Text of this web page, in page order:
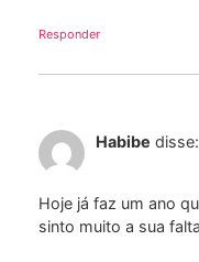
Responder
Habibe disse:
Hoje já faz um ano
sinto muito a sua